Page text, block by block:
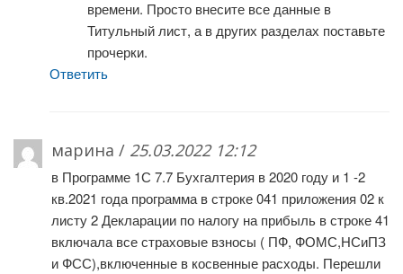
времени. Просто внесите все данные в
Титульный лист, а в других разделах поставьте
прочерки.
Ответить
марина / 25.03.2022 12:12
в Программе 1С 7.7 Бухгалтерия в 2020 году и 1 -2
кв.2021 года программа в строке 041 приложения 02 к
листу 2 Декларации по налогу на прибыль в строке 41
включала все страховые взносы ( ПФ, ФОМС,НСиПЗ
и ФСС),включенные в косвенные расходы. Перешли